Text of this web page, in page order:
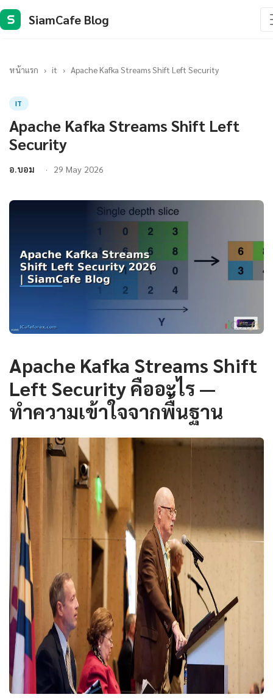
S SiamCafe Blog
หน้าแรก › it › Apache Kafka Streams Shift Left Security
IT
Apache Kafka Streams Shift Left
Security
อ.บอม 29 May 2026
Apache Kafka Streams Shift
Left Security คืออะไร —
ทำความเข้าใจจากพื้นฐาน